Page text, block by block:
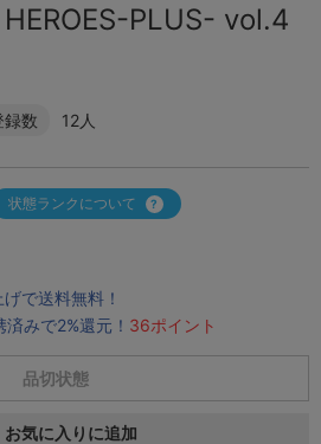
PLUS- vol.4
録数 12人
状態ランクについて
で送料無料！
みで2%還元！ 36ポイント
品切状態
お気に入りに追加